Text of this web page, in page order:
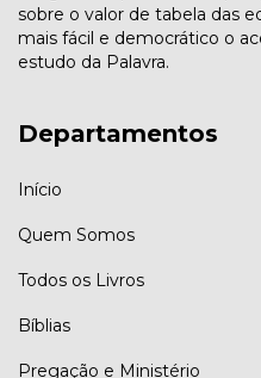
sobre o valor de tabela das
mais fácil e democrático o
estudo da Palavra.
Departamentos
Início
Quem Somos
Todos os Livros
Bíblias
Pregação e Ministério